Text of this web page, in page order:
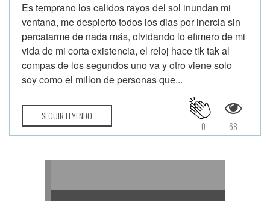
Es temprano los calidos rayos del sol inundan mi
ventana, me despierto todos los dias por inercia sin
percatarme de nada más, olvidando lo efimero de mi
vida de mi corta existencia, el reloj hace tik tak al
compas de los segundos uno va y otro viene solo
soy como el millon de personas que...
SEGUIR LEYENDO
68
0